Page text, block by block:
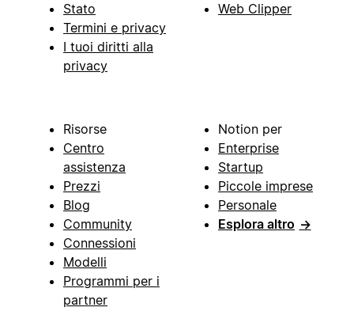
Stato
Termini e privacy
I tuoi diritti alla
privacy
Web Clipper
Risorse
Centro
assistenza
Prezzi
Blog
Community
Connessioni
Modelli
Programmi per i
partner
Notion per
Enterprise
Startup
Piccole imprese
Personale
Esplora altro →